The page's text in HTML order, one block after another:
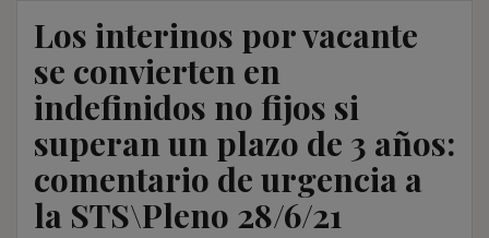
Los interinos por vacante
se convierten en
indefinidos no fijos si
superan un plazo de 3 años:
comentario de urgencia a
la STS\Pleno 28/6/21